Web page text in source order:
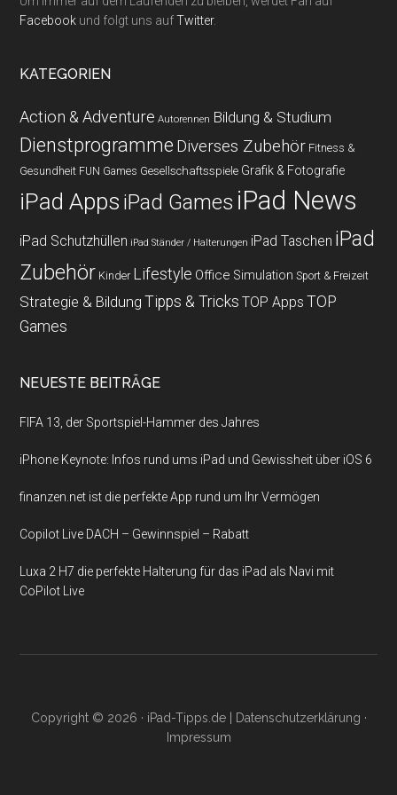
Facebook und folgt uns aufTwitter.
KATEGORIEN
Action & Adventure Autorennen Bildung & Studium
Dienstprogramme Diverses Zubehör Fitness &
Gesundheit FUN Games Gesellschaftsspiele Grafik & Fotografie
iPad Apps iPad Games iPad News
iPad Schutzhüllen iPad Ständer / Halterungen iPad Taschen iPad
Zubehör Kinder Lifestyle Office Simulation Sport & Freizeit
Strategie & Bildung Tipps & Tricks TOP Apps TOP
Games
NEUESTE BEITRÄGE
FIFA 13, der Sportspiel-Hammer des Jahres
iPhone Keynote: Infos rund ums iPad und Gewissheit über iOS 6
finanzen.net ist die perfekte App rund um Ihr Vermögen
Copilot Live DACH – Gewinnspiel – Rabatt
Luxa 2 H7 die perfekte Halterung für das iPad als Navi mit
CoPilot Live
Copyright © 2026 · iPad-Tipps.de| Datenschutzerklärung ·
Impressum